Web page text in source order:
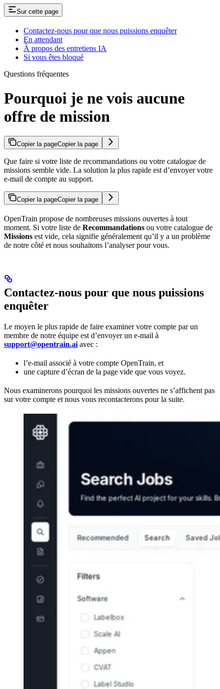
Sur cette page
Contactez-nous pour que nous puissions enquêter
En attendant
À propos des entretiens IA
Si vous êtes bloqué
Questions fréquentes
Pourquoi je ne vois aucune
offre de mission
Copier la pageCopier la page
Que faire si votre liste de recommandations ou votre catalogue de
missions semble vide. La solution la plus rapide est d’envoyer votre
e-mail de compte au support.
Copier la pageCopier la page
OpenTrain propose de nombreuses missions ouvertes à tout
moment. Si votre liste de Recommandations ou votre catalogue de
Missions est vide, cela signifie généralement qu’il y a un problème
de notre côté et nous souhaitons l’analyser pour vous.
Contactez-nous pour que nous puissions
enquêter
Le moyen le plus rapide de faire examiner votre compte par un
membre de notre équipe est d’envoyer un e-mail à
support@opentrain.ai avec :
l’e-mail associé à votre compte OpenTrain, et
une capture d’écran de la page vide que vous voyez.
Nous examinerons pourquoi les missions ouvertes ne s’affichent pas
sur votre compte et nous vous recontacterons pour la suite.